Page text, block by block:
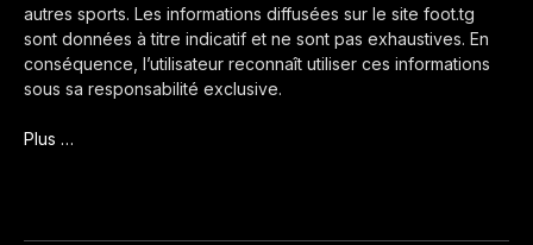
autres sports. Les informations diffusées sur le site foot.tg
sont données à titre indicatif et ne sont pas exhaustives. En
conséquence, l’utilisateur reconnaît utiliser ces informations
sous sa responsabilité exclusive.
Plus …